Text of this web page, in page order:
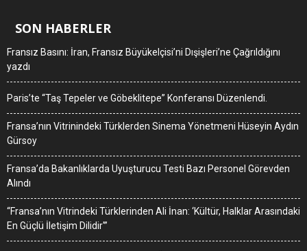
SON HABERLER
Fransız Basını: İran, Fransız Büyükelçisi’ni Dışişleri’ne Çağrıldığını
yazdı
Paris’te “Taş Tepeler ve Göbeklitepe” Konferansı Düzenlendi.
Fransa’nın Vitrinindeki Türklerden Sinema Yönetmeni Hüseyin Aydın
Gürsoy
Fransa’da Bakanlıklarda Uyuşturucu Testi Bazı Personel Görevden
Alındı
“Fransa’nın Vitrindeki Türklerinden Ali İnan: ‘Kültür, Halklar Arasındaki
En Güçlü İletişim Dilidir'”